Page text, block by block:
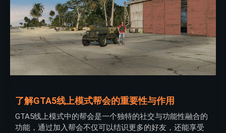
了解GTA5线上模式帮会的重要性与作用
GTA5线上模式中的帮会是一个独特的社交与功能性融合的
功能，通过加入帮会不仅可以结识更多的好友，还能享受